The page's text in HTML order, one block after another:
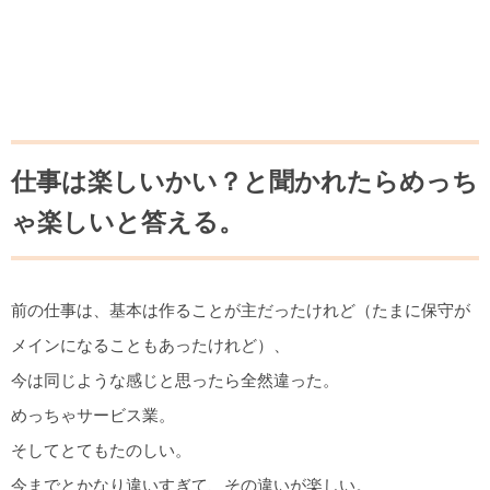
仕事は楽しいかい？と聞かれたらめっち
ゃ楽しいと答える。
前の仕事は、基本は作ることが主だったけれど（たまに保守が
メインになることもあったけれど）、
今は同じような感じと思ったら全然違った。
めっちゃサービス業。
そしてとてもたのしい。
今までとかなり違いすぎて、その違いが楽しい。